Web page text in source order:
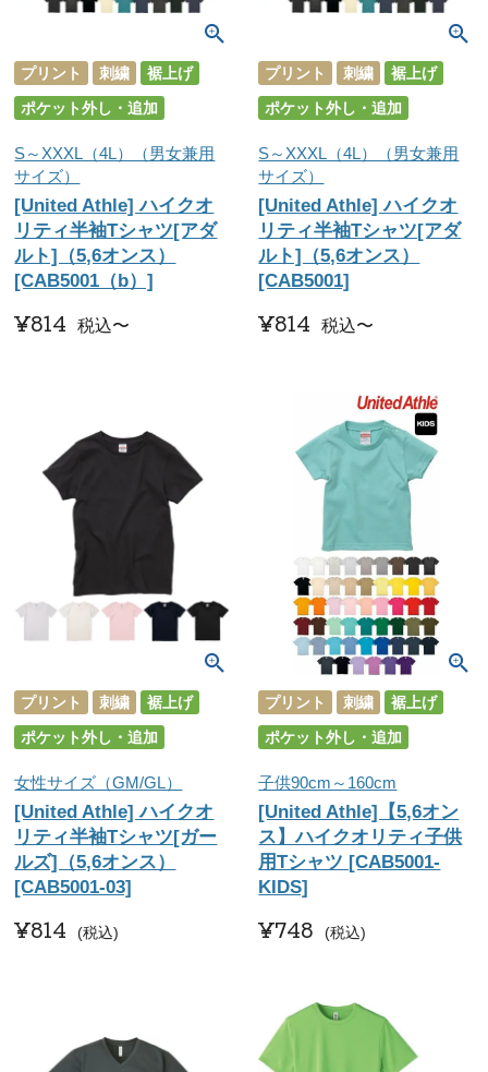
プリント 刺繍
裾上げ
ポケット外し・追加
S～XXXL（4L）（男女兼用
サイズ）
[United Athle] ハイクオ
リティ半袖Tシャツ[アダ
ルト]（5,6オンス）
[CAB5001（b）]
¥814 税込〜
プリント 刺繍
裾上げ
ポケット外し・追加
S～XXXL（4L）（男女兼用
サイズ）
[United Athle] ハイクオ
リティ半袖Tシャツ[アダ
ルト]（5,6オンス）
[CAB5001]
¥814 税込〜
プリント 刺繍
裾上げ
ポケット外し・追加
女性サイズ（GM/GL）
[United Athle] ハイクオ
リティ半袖Tシャツ[ガー
ルズ]（5,6オンス）
[CAB5001-03]
¥814 税込
プリント 刺繍
裾上げ
ポケット外し・追加
子供90cm～160cm
[United Athle]【5,6オン
ス】ハイクオリティ子供
用Tシャツ [CAB5001-
KIDS]
¥748 税込